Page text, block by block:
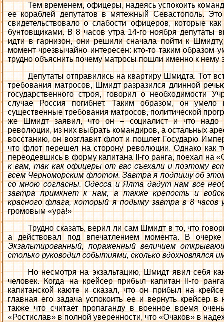
Тем временем, офицеры, надеясь успокоить
ее кораблей депутатов в мятежный Севастополь.
свидетельствовало о слабости офицеров, которые
бунтовщиками. В 8 часов утра 14-го ноября депутаты
идти в гарнизон, они решили сначала пойти к
момент чрезвычайно интересен: кто-то таким образом
трудно объяснить почему матросы пошли именно к нему
Депутаты отправились на квартиру Шмидта. Тот
требования матросов, Шмидт разразился длинной
государственного строя, говорил о необходимости
случае Россия погибнет. Таким образом, он
существенные требования матросов, политической
же Шмидт заявил, что он – социалист и что надо
революции, из них выбрать командиров, а остальных
восстанию, он возглавит флот и пошлет Государю
что флот перешел на сторону революции. Однако как
переодевшись в форму капитана II-го ранга, поехал на
к вам, так как офицеры от вас съехали и поэтому
всем Черноморским флотом. Завтра я подпишу об этом
со мною согласны. Одесса и Ялта дадут нам все
завтра примкнет к нам, а также крепость и
красного флага, который я подыму завтра в 8 часов
громовым «ура!»
Трудно сказать, верил ли сам Шмидт в то, что
а действовал под впечатлением момента. В
Экзальтированный, пораженный величием
столько руководил событиями, сколько вдохновлялся
Но несмотря на экзальтацию, Шмидт явил себя
человек. Когда на крейсер прибыл капитан II-го
капитанской каюте и сказал, что он прибыл на
главная его задача успокоить ее и вернуть крейсер
также что считает пропаганду в военное время
«Ростислав» в полной уверенности, что «Очаков» в